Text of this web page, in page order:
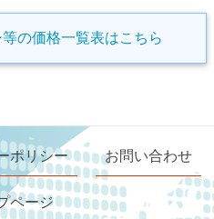
の価格一覧表はこちら
ポリシー お問い合わせ
ページ